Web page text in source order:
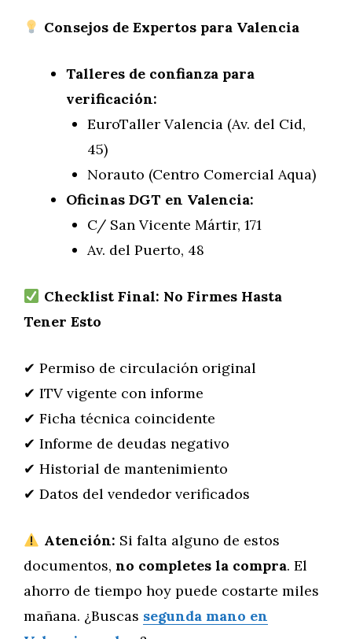
Consejos de Expertos para Valencia
Talleres de confianza para
verificación:
EuroTaller Valencia (Av. del Cid,
45)
Norauto (Centro Comercial Aqua)
Oficinas DGT en Valencia:
C/ San Vicente Mártir, 171
Av. del Puerto, 48
Checklist Final: No Firmes Hasta
Tener Esto
✔ Permiso de circulación original
✔ ITV vigente con informe
✔ Ficha técnica coincidente
✔ Informe de deudas negativo
✔ Historial de mantenimiento
✔ Datos del vendedor verificados
Atención: Si falta alguno de estos
documentos, no completes la compra. El
ahorro de tiempo hoy puede costarte miles
mañana. ¿Buscas segunda mano en